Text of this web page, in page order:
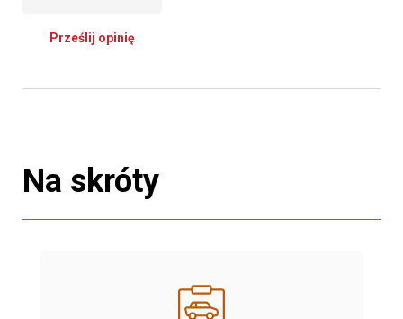
Prześlij opinię
Na skróty